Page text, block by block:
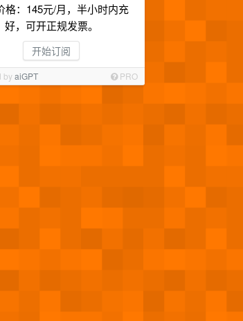
格：145元/月，半小时内充
好，可开正规发票。
开始订阅
byaiGPT PRO